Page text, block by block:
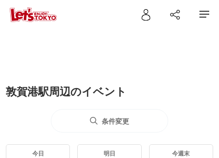
敦賀港駅周辺のイベント
条件変更
今日 明日 今週末